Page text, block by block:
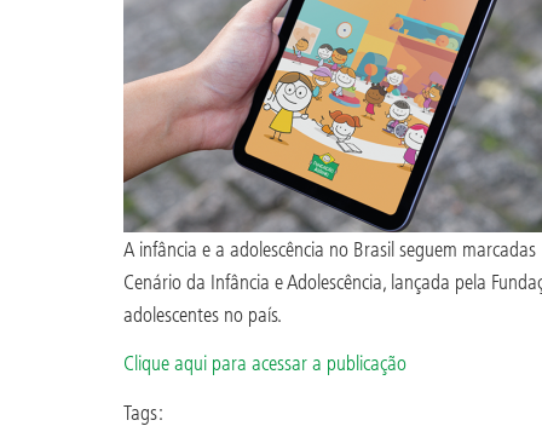
A infância e a adolescência no Brasil seguem
Cenário da Infância e Adolescência, lançada pela
adolescentes no país.
Clique aqui para acessar a publicação
Tags: